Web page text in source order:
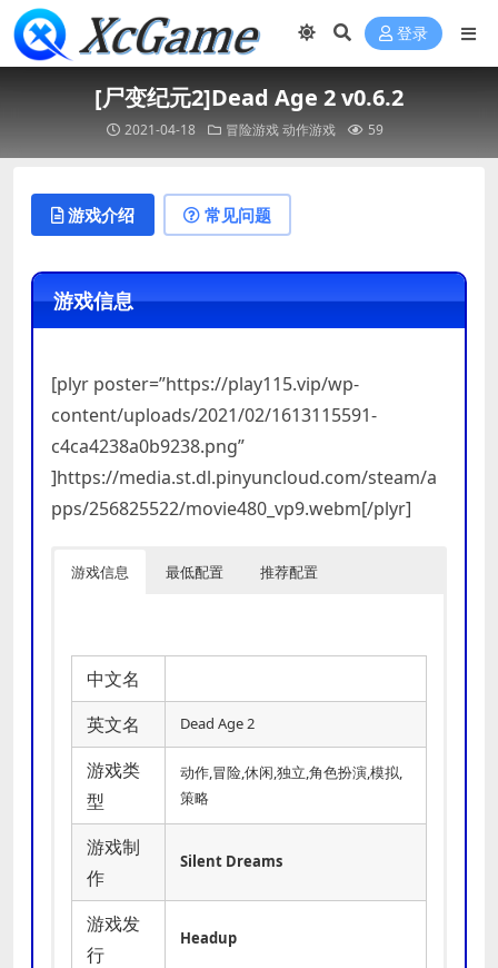
登录
[尸变纪元2]Dead Age 2 v0.6.2
2021-04-18 冒险游戏 动作游戏 59
游戏介绍 常见问题
游戏信息
[plyr poster=”https://play115.vip/wp-
content/uploads/2021/02/1613115591-
c4ca4238a0b9238.png”
]https://media.st.dl.pinyuncloud.com/steam/a
pps/256825522/movie480_vp9.webm[/plyr]
游戏信息 最低配置 推荐配置
中文名
英文名
Dead Age 2
游戏类
型
动作,冒险,休闲,独立,角色扮演,模拟,
策略
游戏制
作
Silent Dreams
游戏发
行
Headup